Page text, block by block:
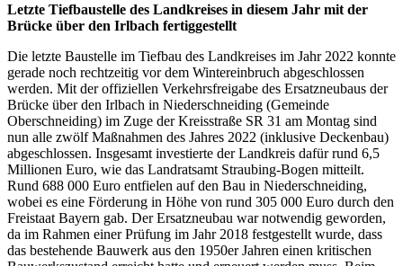
Letzte Tiefbaustelle des Landkreises in diesem Jahr mit der
Brücke über den Irlbach fertiggestellt
Die letzte Baustelle im Tiefbau des Landkreises im Jahr 2022 konnte
gerade noch rechtzeitig vor dem Wintereinbruch abgeschlossen
werden. Mit der offiziellen Verkehrsfreigabe des Ersatzneubaus der
Brücke über den Irlbach in Niederschneiding (Gemeinde
Oberschneiding) im Zuge der Kreisstraße SR 31 am Montag sind
nun alle zwölf Maßnahmen des Jahres 2022 (inklusive Deckenbau)
abgeschlossen. Insgesamt investierte der Landkreis dafür rund 6,5
Millionen Euro, wie das Landratsamt Straubing-Bogen mitteilt.
Rund 688 000 Euro entfielen auf den Bau in Niederschneiding,
wobei es eine Förderung in Höhe von rund 305 000 Euro durch den
Freistaat Bayern gab. Der Ersatzneubau war notwendig geworden,
da im Rahmen einer Prüfung im Jahr 2018 festgestellt wurde, dass
das bestehende Bauwerk aus den 1950er Jahren einen kritischen